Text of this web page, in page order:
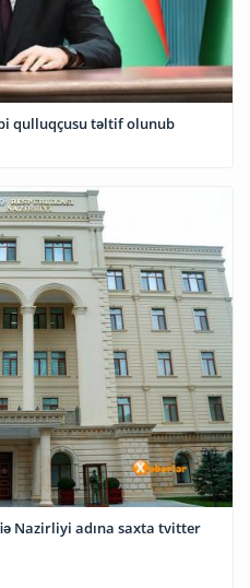
qulluqçusu təltif olunub
Nazirliyi adına saxta tvitter